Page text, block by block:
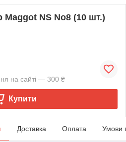
Maggot NS No8 (10 шт.)
на сайті — 300 ₴
Купити
Доставка Оплата Умови